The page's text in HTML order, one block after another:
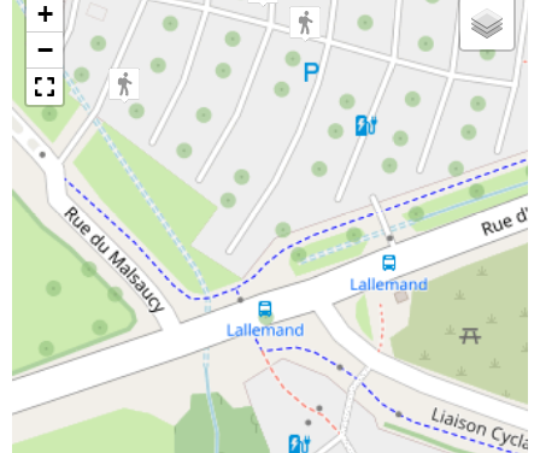
Trier par
Horodatage Photos
+
−